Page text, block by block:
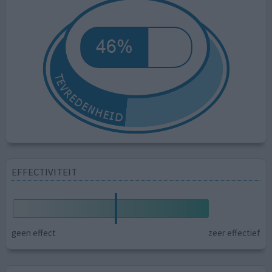
EFFECTIVITEIT
geen effect zeer effectief